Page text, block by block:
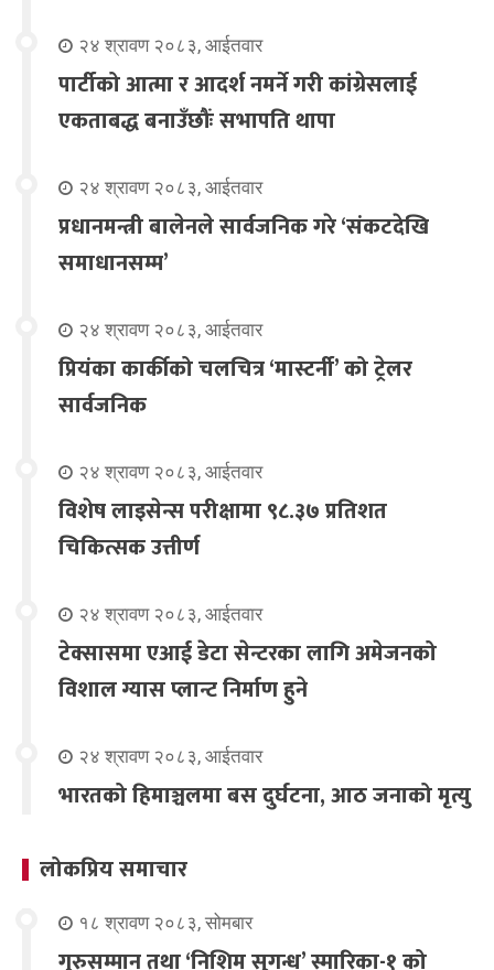
२४ श्रावण २०८३, आईतवार
पार्टीको आत्मा र आदर्श नमर्ने गरी कांग्रेसलाई
एकताबद्ध बनाउँछौंः सभापति थापा
२४ श्रावण २०८३, आईतवार
प्रधानमन्त्री बालेनले सार्वजनिक गरे ‘संकटदेखि
समाधानसम्म’
२४ श्रावण २०८३, आईतवार
प्रियंका कार्कीको चलचित्र ‘मास्टर्नी’ को ट्रेलर
सार्वजनिक
२४ श्रावण २०८३, आईतवार
विशेष लाइसेन्स परीक्षामा ९८.३७ प्रतिशत
चिकित्सक उत्तीर्ण
२४ श्रावण २०८३, आईतवार
टेक्सासमा एआई डेटा सेन्टरका लागि अमेजनको
विशाल ग्यास प्लान्ट निर्माण हुने
२४ श्रावण २०८३, आईतवार
भारतको हिमाञ्चलमा बस दुर्घटना, आठ जनाको मृत्यु
लोकप्रिय समाचार
१८ श्रावण २०८३, सोमबार